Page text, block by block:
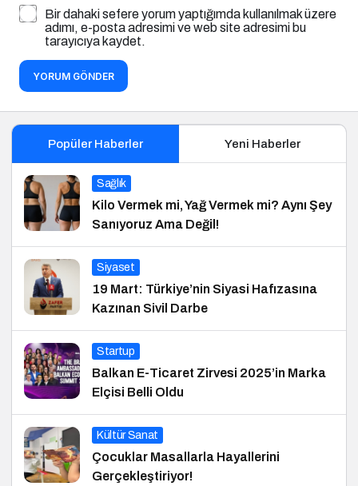
Bir dahaki sefere yorum yaptığımda kullanılmak üzere
adımı, e-posta adresimi ve web site adresimi bu
tarayıcıya kaydet.
YORUM GÖNDER
Popüler Haberler Yeni Haberler
Sağlık
Kilo Vermek mi, Yağ Vermek mi? Aynı Şey
Sanıyoruz Ama Değil!
Siyaset
19 Mart: Türkiye’nin Siyasi Hafızasına
Kazınan Sivil Darbe
Startup
Balkan E-Ticaret Zirvesi 2025’in Marka
Elçisi Belli Oldu
Kültür Sanat
Çocuklar Masallarla Hayallerini
Gerçekleştiriyor!